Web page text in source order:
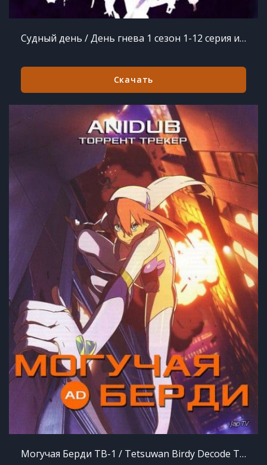
Судный день / День гнева 1 сезон 1-12 серия из 12
Скачать
Могучая Берди ТВ-1 / Tetsuwan Birdy Decode TV-1 [03 из 13] (2016)